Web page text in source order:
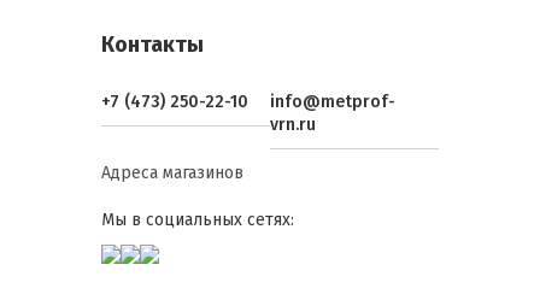
Контакты
+7 (473) 250-22-10
info@metprof-
vrn.ru
Адреса магазинов
Мы в социальных сетях: